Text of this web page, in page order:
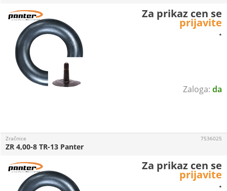
da
Za prikaz cen se
prijavite
.
Zračnice
ZR 4,00-8 TR-13 Panter
7536025
Za prikaz cen se
prijavite
.